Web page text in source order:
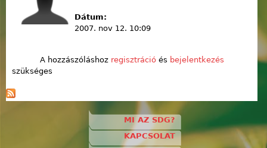
Dátum:
2007. nov 12. 10:09
A hozzászóláshoz regisztrációés bejelentkezés
szükséges
MI AZ SDG?
KAPCSOLAT